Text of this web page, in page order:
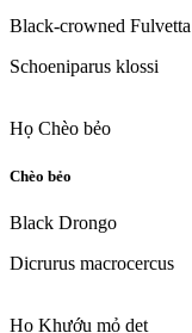
Black-crowned Fulvetta
Schoeniparus klossi
Họ Chèo bẻo
Chèo bẻo
Black Drongo
Dicrurus macrocercus
Họ Khướu mỏ dẹt